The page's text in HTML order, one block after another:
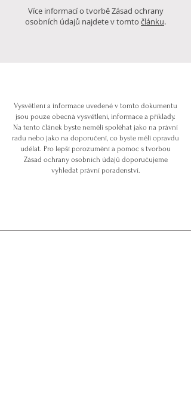
Více informací o tvorbě Zásad ochrany
osobních údajů najdete v tomto článku.
Vysvětlení a informace uvedené v tomto dokumentu
jsou pouze obecná vysvětlení, informace a příklady.
Na tento článek byste neměli spoléhat jako na právní
radu nebo jako na doporučení, co byste měli opravdu
udělat. Pro lepší porozumění a pomoc s tvorbou
Zásad ochrany osobních údajů doporučujeme
vyhledat právní poradenství.